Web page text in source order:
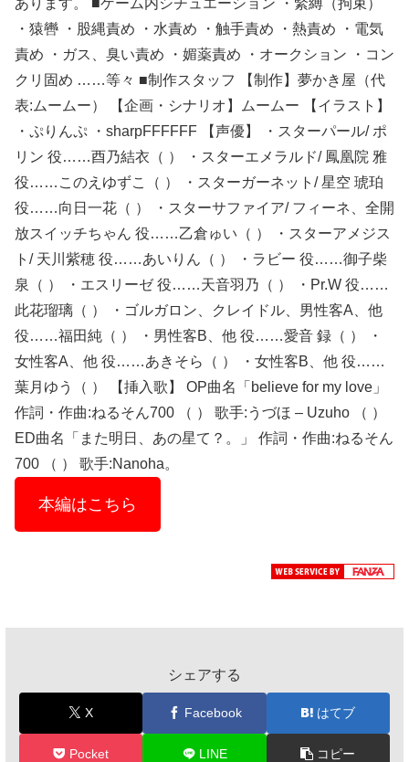
あります。 ■ゲーム内シチュエーション ・緊縛（拘束）
・猿轡 ・股縄責め ・水責め ・触手責め ・熱責め ・電気
責め ・ガス、臭い責め ・媚薬責め ・オークション ・コン
クリ固め ……等々 ■制作スタッフ 【制作】夢かき屋（代
表:ムームー） 【企画・シナリオ】ムームー 【イラスト】
・ぷりんぷ ・sharpFFFFFF 【声優】 ・スターパール/ ポ
リン 役……酉乃結衣（ ） ・スターエメラルド/ 鳳凰院 雅
役……このえゆずこ（ ） ・スターガーネット/ 星空 琥珀
役……向日一花（ ） ・スターサファイア/ フィーネ、全開
放スイッチちゃん 役……乙倉ゅい（ ） ・スターアメジス
ト/ 天川紫穂 役……あいりん（ ） ・ラビー 役……御子柴
泉（ ） ・エスリーゼ 役……天音羽乃（ ） ・Pr.W 役……
此花瑠璃（ ） ・ゴルガロン、クレイドル、男性客A、他
役……福田純（ ） ・男性客B、他 役……愛音 録（ ） ・
女性客A、他 役……あきそら（ ） ・女性客B、他 役……
葉月ゆう（ ） 【挿入歌】 OP曲名「believe for my love」
作詞・作曲:ねるそん700 （ ） 歌手:うづほ – Uzuho （ ）
ED曲名「また明日、あの星て？。」 作詞・作曲:ねるそん
700 （ ） 歌手:Nanoha。
本編はこちら
シェアする
X Facebook はてブ
Pocket LINE コピー